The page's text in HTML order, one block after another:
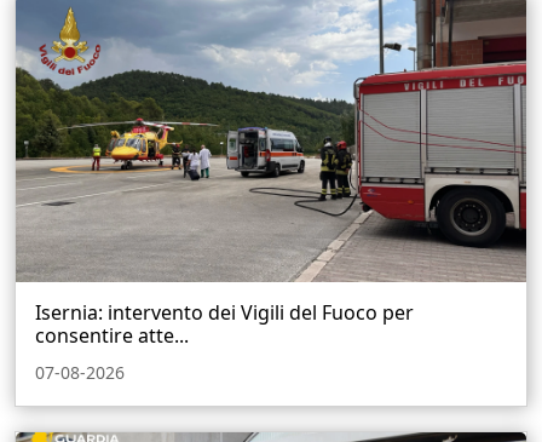
Isernia: intervento dei Vigili del Fuoco per
consentire atte...
07-08-2026